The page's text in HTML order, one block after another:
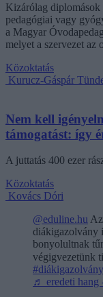
Kizárólag
pedagógiai vagy
a Magyar
melyet a szervezet az
Közoktatás
Kurucz-Gáspár
Nem kell
támogatást: így
A juttatás 400 ezer
Közoktatás
Kovács Dóri
@eduline.hu
diákigazolvány
bonyolultnak
végigvezetünk
#diákigazolvány
♬ eredeti hang